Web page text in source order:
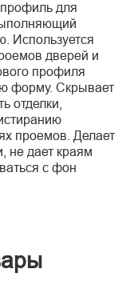
для
Используется
дверей и
профиля
форму. Скрывает
отделки,
проемов. Делает
не дает краям
с фон